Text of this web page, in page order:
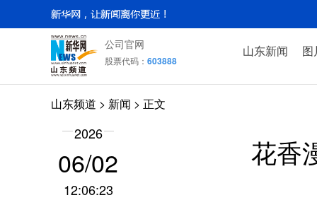
公司官网
股票代码： 603888
山东新闻 图
山东频道 > 新闻 > 正文
2026
06/02
12:06:23
花香